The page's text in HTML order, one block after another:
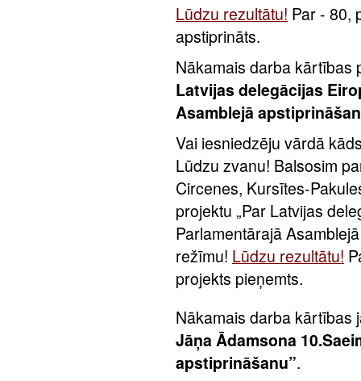
Lūdzu rezultātu! Par - 80,
apstiprināts.
Nākamais darba
Latvijas delegācijas
Asamblejā
Vai iesniedzēju vārdā
Lūdzu zvanu! Balsosim
Circenes, Kursītes-
projektu „Par Latvijas
Parlamentārajā
režīmu! Lūdzu rezultātu!
projekts pieņemts.
Nākamais darba kārtības
Jāņa Ādamsona
apstiprināšanu”.